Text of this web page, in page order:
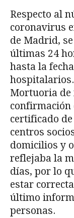
Respecto al
coronavirus
de Madrid,
últimas 24
hasta la
Mortuoria de
confirmación
certificado
centros
domicilios y
reflejaba la
días, por lo
estar
último
personas.